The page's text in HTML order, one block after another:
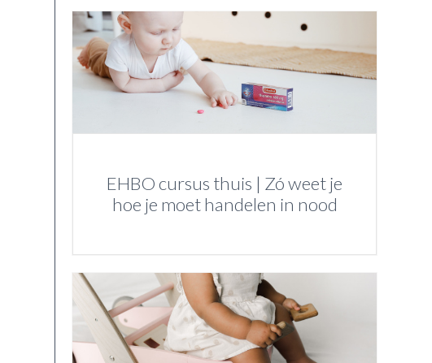
EHBO cursus thuis | Zó weet je
hoe je moet handelen in nood